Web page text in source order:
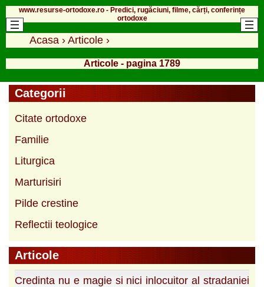
www.resurse-ortodoxe.ro - Predici, rugăciuni, filme, cărți, conferințe
ortodoxe
Acasa › Articole ›
Articole - pagina 1789
Categorii
Citate ortodoxe
Familie
Liturgica
Marturisiri
Pilde crestine
Reflectii teologice
Articole
Credinta nu e magie si nici inlocuitor al stradaniei